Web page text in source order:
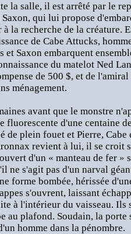
la salle, il est arrêté par le
qui lui propose
la recherche de la créature.
de Cabe Attucks,
et Saxon embarquent
du matelot Ned
de 500 $, et de
ménagement.
avant que le monstre
fluorescente d'une centaine
de plein fouet et Pierre, Cabe
revient à lui, il se croit
d'un « manteau de fer »
ne s'agit pas d'un narval
forme bombée, hérissée
s'ouvrent, laissant
à l'intérieur du vaisseau. Ils
au plafond. Soudain, la
homme dans la pénombre.